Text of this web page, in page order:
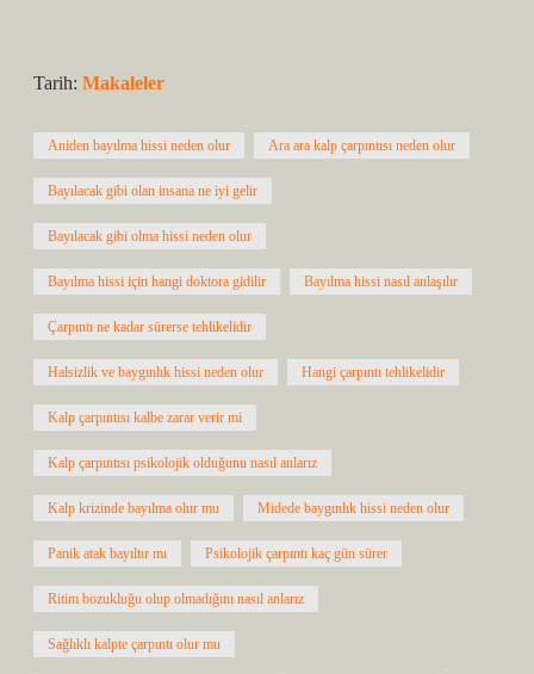
Tarih: Makaleler
Aniden bayılma hissi neden olur Ara ara kalp çarpıntısı neden olur
Bayılacak gibi olan insana ne iyi gelir
Bayılacak gibi olma hissi neden olur
Bayılma hissi için hangi doktora gidilir Bayılma hissi nasıl anlaşılır
Çarpıntı ne kadar sürerse tehlikelidir
Halsizlik ve baygınlık hissi neden olur Hangi çarpıntı tehlikelidir
Kalp çarpıntısı kalbe zarar verir mi
Kalp çarpıntısı psikolojik olduğunu nasıl anlarız
Kalp krizinde bayılma olur mu Midede baygınlık hissi neden olur
Panik atak bayıltır mı Psikolojik çarpıntı kaç gün sürer
Ritim bozukluğu olup olmadığını nasıl anlarız
Sağlıklı kalpte çarpıntı olur mu